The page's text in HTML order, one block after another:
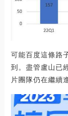
可能百度這條路
到。盡管盧山已
片團隊仍在繼續